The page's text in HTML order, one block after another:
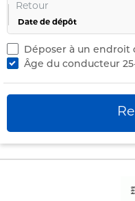
Retour
Date de dépôt
Déposer à un endroit
Âge du conducteur